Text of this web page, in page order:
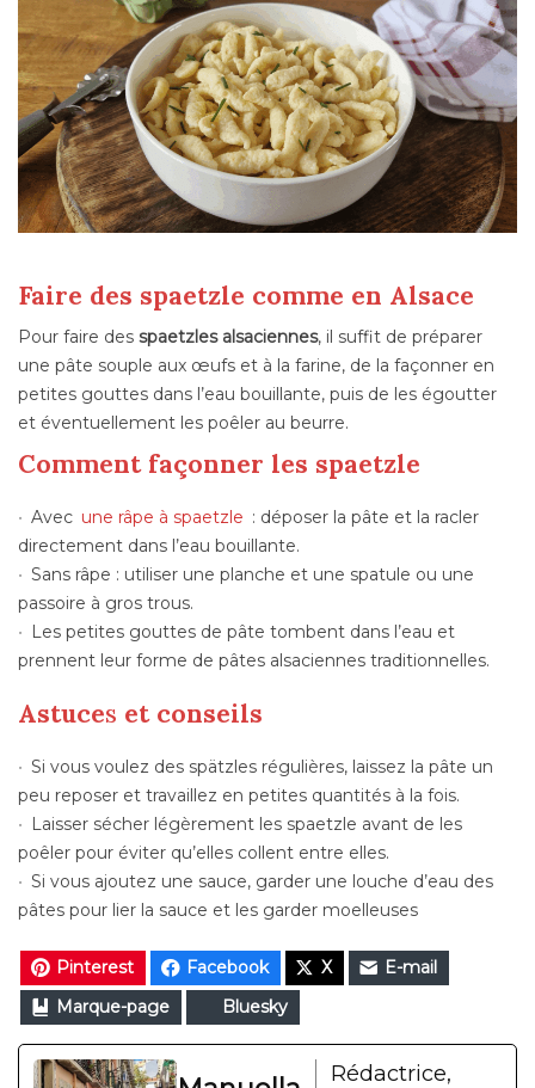
Faire des spaetzle comme en Alsace
Pour faire des spaetzles alsaciennes, il suffit de préparer
une pâte souple aux œufs et à la farine, de la façonner en
petites gouttes dans l’eau bouillante, puis de les égoutter
et éventuellement les poêler au beurre.
Comment façonner les spaetzle
Avec une râpe à spaetzle : déposer la pâte et la racler
directement dans l’eau bouillante.
Sans râpe : utiliser une planche et une spatule ou une
passoire à gros trous.
Les petites gouttes de pâte tombent dans l’eau et
prennent leur forme de pâtes alsaciennes traditionnelles.
Astuces et conseils
Si vous voulez des spätzles régulières, laissez la pâte un
peu reposer et travaillez en petites quantités à la fois.
Laisser sécher légèrement les spaetzle avant de les
poêler pour éviter qu’elles collent entre elles.
Si vous ajoutez une sauce, garder une louche d’eau des
pâtes pour lier la sauce et les garder moelleuses
Pinterest Facebook X
E-mail
Marque-page
Bluesky
Rédactrice,